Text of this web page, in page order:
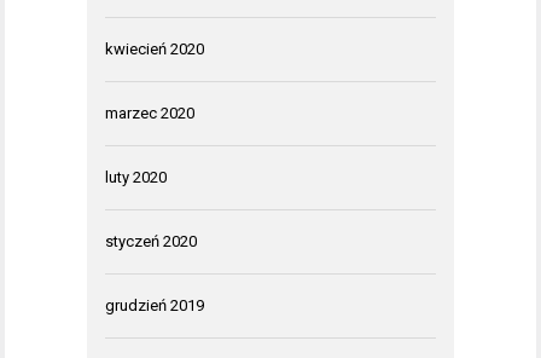
kwiecień 2020
marzec 2020
luty 2020
styczeń 2020
grudzień 2019